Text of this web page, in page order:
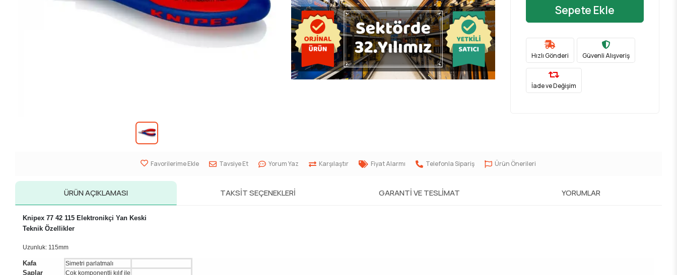
Sepete Ekle
Hızlı Gönderi Güvenli Alışveriş
İade ve Değişim
Favorilerime Ekle Tavsiye Et Yorum Yaz Karşılaştır Fiyat Alarmı Telefonla Sipariş Ürün Önerileri
ÜRÜN AÇIKLAMASI TAKSIT SEÇENEKLERI GARANTI VE TESLIMAT YORUMLAR
Knipex 77 42 115 Elektronikçi Yan Keski
Teknik Özellikler
Uzunluk: 115mm
Kafa Simetri parlatmalı
Saplar Çok komponentli kılıf ile